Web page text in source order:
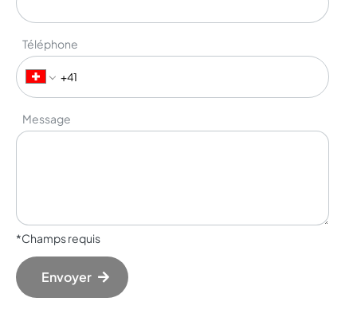
Téléphone
Message
*Champs requis
Envoyer